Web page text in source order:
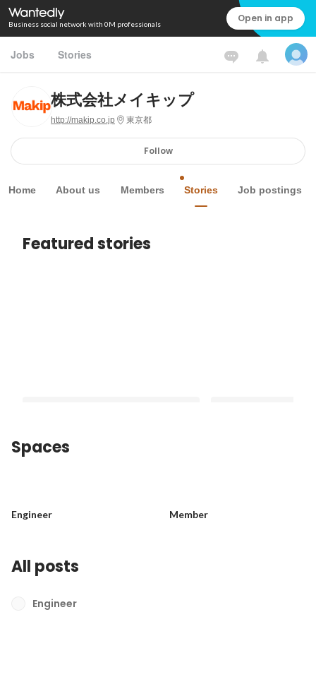
Business social network with 0M professionals Open in app
Jobs Stories
株式会社メイキップ
http://makip.co.jp 東京都
Follow
Home About us Members Stories Job postings
Featured stories
Pinned
All posts
Engineer
Spaces
Engineer Member